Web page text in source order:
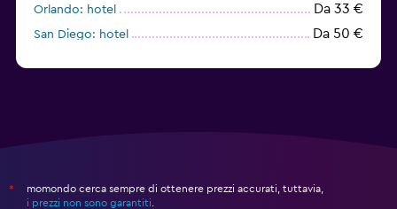
Orlando: hotel Da 33 €
San Diego: hotel Da 50 €
*
momondo cerca sempre di ottenere prezzi accurati, tuttavia,
i prezzi non sono garantiti